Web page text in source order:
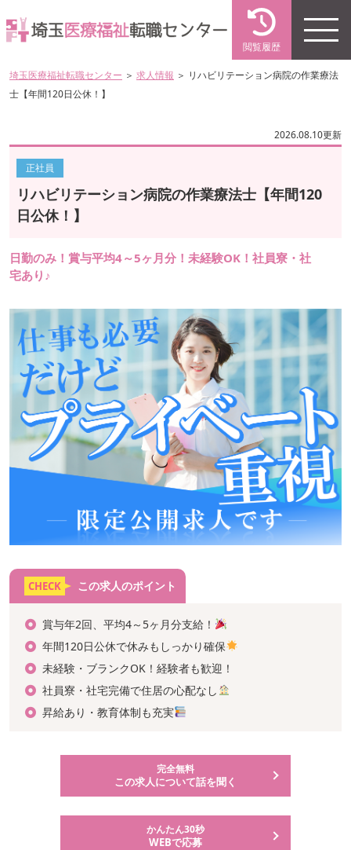
閲覧履歴
埼玉医療福祉転職センター ＞ 求人情報 ＞ リハビリテーション病院の作業療法
士【年間120日公休！】
2026.08.10更新
正社員
リハビリテーション病院の作業療法士【年間120
日公休！】
日勤のみ！賞与平均4～5ヶ月分！未経験OK！社員寮・社
宅あり♪
CHECK この求人のポイント
賞与年2回、平均4～5ヶ月分支給！
年間120日公休で休みもしっかり確保
未経験・ブランクOK！経験者も歓迎！
社員寮・社宅完備で住居の心配なし
昇給あり・教育体制も充実
完全無料
この求人について話を聞く
かんたん30秒
WEBで応募